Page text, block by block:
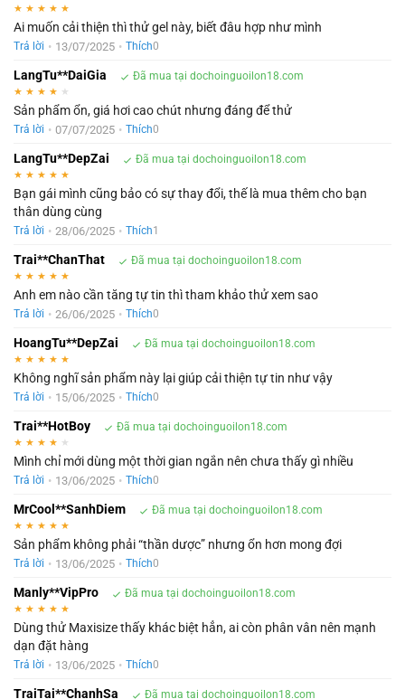
★ ★ ★ ★ ★
Ai muốn cải thiện thì thử gel này, biết đâu hợp như mình
Trả lời • 13/07/2025 • Thích0
LangTu**DaiGia Đã mua tại dochoinguoilon18.com
★ ★ ★ ★ ★
Sản phẩm ổn, giá hơi cao chút nhưng đáng để thử
Trả lời • 07/07/2025 • Thích0
LangTu**DepZai Đã mua tại dochoinguoilon18.com
★ ★ ★ ★ ★
Bạn gái mình cũng bảo có sự thay đổi, thế là mua thêm cho bạn
thân dùng cùng
Trả lời • 28/06/2025 • Thích1
Trai**ChanThat Đã mua tại dochoinguoilon18.com
★ ★ ★ ★ ★
Anh em nào cần tăng tự tin thì tham khảo thử xem sao
Trả lời • 26/06/2025 • Thích0
HoangTu**DepZai Đã mua tại dochoinguoilon18.com
★ ★ ★ ★ ★
Không nghĩ sản phẩm này lại giúp cải thiện tự tin như vậy
Trả lời • 15/06/2025 • Thích0
Trai**HotBoy Đã mua tại dochoinguoilon18.com
★ ★ ★ ★ ★
Mình chỉ mới dùng một thời gian ngắn nên chưa thấy gì nhiều
Trả lời • 13/06/2025 • Thích0
MrCool**SanhDiem Đã mua tại dochoinguoilon18.com
★ ★ ★ ★ ★
Sản phẩm không phải “thần dược” nhưng ổn hơn mong đợi
Trả lời • 13/06/2025 • Thích0
Manly**VipPro Đã mua tại dochoinguoilon18.com
★ ★ ★ ★ ★
Dùng thử Maxisize thấy khác biệt hẳn, ai còn phân vân nên mạnh
dạn đặt hàng
Trả lời • 13/06/2025 • Thích0
TraiTai**ChanhSa Đã mua tại dochoinguoilon18.com